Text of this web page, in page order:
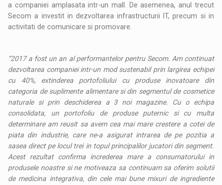
a companiei amplasata intr-un mall. De asemenea, anul trecut
Secom a investit in dezvoltarea infrastructurii IT, precum si in
activitati de comunicare si promovare.
“2017 a fost un an al performantelor pentru Secom. Am continuat
dezvoltarea companiei intr-un mod sustenabil prin largirea echipei
cu 40%, extinderea portofoliului cu produse inovatoare din
categoria de suplimente alimentare si din segmentul de cosmetice
naturale si prin deschiderea a 3 noi magazine. Cu o echipa
consolidata, un portofoliu de produse puternic si cu multa
determinare am reusit sa avem cea mai mare crestere a cotei de
piata din industrie, care ne-a asigurat intrarea de pe pozitia a
sasea direct pe locul trei in topul principalilor jucatori din segment.
Acest rezultat confirma increderea mare a consumatorului in
produsele noastre si ne motiveaza sa continuam sa oferim solutii
de medicina integrativa, din cele mai bune mixuri de ingrediente